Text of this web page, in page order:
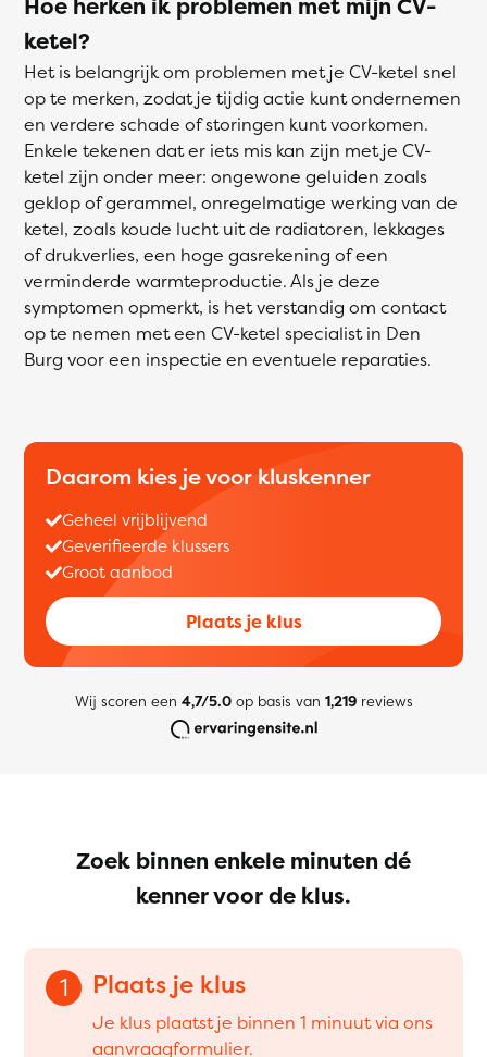
Hoe herken ik problemen met mijn CV-
ketel?
Het is belangrijk om problemen met je CV-ketel snel
op te merken, zodat je tijdig actie kunt ondernemen
en verdere schade of storingen kunt voorkomen.
Enkele tekenen dat er iets mis kan zijn met je CV-
ketel zijn onder meer: ongewone geluiden zoals
geklop of gerammel, onregelmatige werking van de
ketel, zoals koude lucht uit de radiatoren, lekkages
of drukverlies, een hoge gasrekening of een
verminderde warmteproductie. Als je deze
symptomen opmerkt, is het verstandig om contact
op te nemen met een CV-ketel specialist in Den
Burg voor een inspectie en eventuele reparaties.
Daarom kies je voor kluskenner
Geheel vrijblijvend
Geverifieerde klussers
Groot aanbod
Plaats je klus
Wij scoren een 4,7/5.0op basis van 1,219reviews
Zoek binnen enkele minuten dé
kenner voor de klus.
1 Plaats je klus
Je klus plaatst je binnen 1 minuut via ons
aanvraagformulier.